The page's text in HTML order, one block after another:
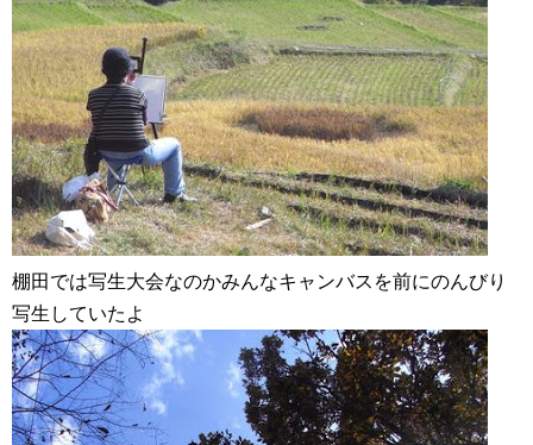
棚田では写生大会なのかみんなキャンバスを前にのんびり
写生していたよ